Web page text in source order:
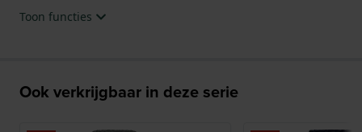
Toon functies
Ook verkrijgbaar in deze serie